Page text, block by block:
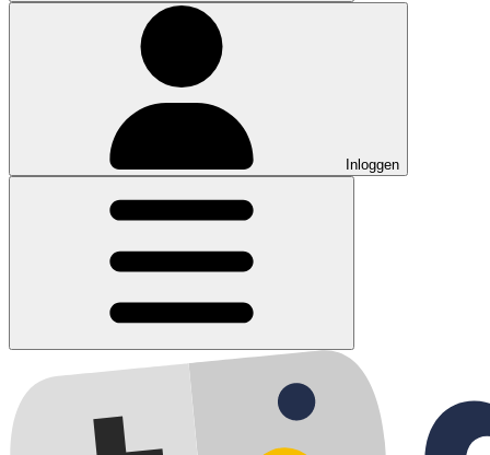
Inloggen